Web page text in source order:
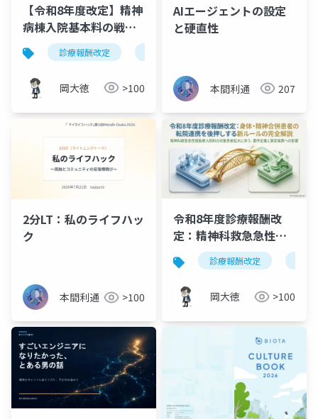
【令和8年度改定】精神
病棟入院基本料の戦略
的対応｜18対1・20対
1「1年の壁」
診療報酬改定
岡大徳 >100
AIエージェントの設定
と硬直性
本間利通 207
2分LT：私のライフハッ
ク
本間利通 >100
令和8年度診療報酬改
定：精神科救急急性期
医療入院料の対象患者
拡大を図解で完全解説
診療報酬改定
岡大徳 >100